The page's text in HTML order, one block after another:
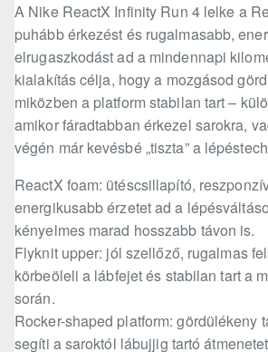
A Nike ReactX Infinity Run 4 lelke a
puhább érkezést és rugalmasabb,
elrugaszkodást ad a mindennapi
kialakítás célja, hogy a mozgásod
miközben a platform stabilan tart –
amikor fáradtabban érkezel sarokra,
végén már kevésbé „tiszta” a
ReactX foam: ütéscsillapító,
energikusabb érzetet ad a
kényelmes marad hosszabb távon is.
Flyknit upper: jól szellőző, rugalmas
körbeöleli a lábfejet és stabilan tart a
során.
Rocker-shaped platform: gördülékeny
segíti a saroktól lábujjig tartó